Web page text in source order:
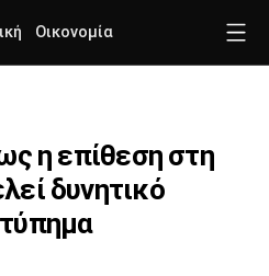
Οικονομία
η επίθεση στη
δυνητικό